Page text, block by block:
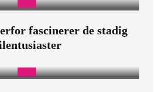
fascinerer de stadig